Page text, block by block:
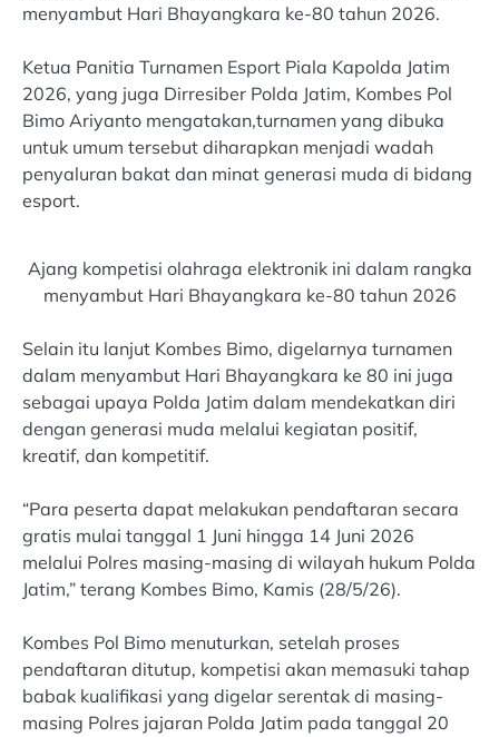
menyambut Hari Bhayangkara ke-80 tahun 2026.
Ketua Panitia Turnamen Esport Piala Kapolda Jatim
2026, yang juga Dirresiber Polda Jatim, Kombes Pol
Bimo Ariyanto mengatakan,turnamen yang dibuka
untuk umum tersebut diharapkan menjadi wadah
penyaluran bakat dan minat generasi muda di bidang
esport.
Ajang kompetisi olahraga elektronik ini dalam rangka
menyambut Hari Bhayangkara ke-80 tahun 2026
Selain itu lanjut Kombes Bimo, digelarnya turnamen
dalam menyambut Hari Bhayangkara ke 80 ini juga
sebagai upaya Polda Jatim dalam mendekatkan diri
dengan generasi muda melalui kegiatan positif,
kreatif, dan kompetitif.
“Para peserta dapat melakukan pendaftaran secara
gratis mulai tanggal 1 Juni hingga 14 Juni 2026
melalui Polres masing-masing di wilayah hukum Polda
Jatim,” terang Kombes Bimo, Kamis (28/5/26).
Kombes Pol Bimo menuturkan, setelah proses
pendaftaran ditutup, kompetisi akan memasuki tahap
babak kualifikasi yang digelar serentak di masing-
masing Polres jajaran Polda Jatim pada tanggal 20